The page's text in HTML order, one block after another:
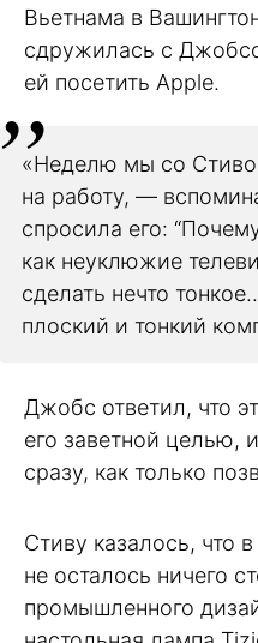
Вьетнама в
сдружилась с
ей посетить Apple.
«Неделю мы со
на работу, —
спросила его:
как неуклюжие
сделать нечто
плоский и тонкий
Джобс ответил, что
его заветной целью,
сразу, как только
Стиву казалось, что
не осталось ничего
промышленного